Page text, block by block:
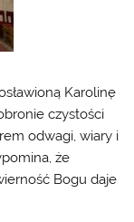
Karolinę
czystości
odwagi, wiary i
że
Bogu daje